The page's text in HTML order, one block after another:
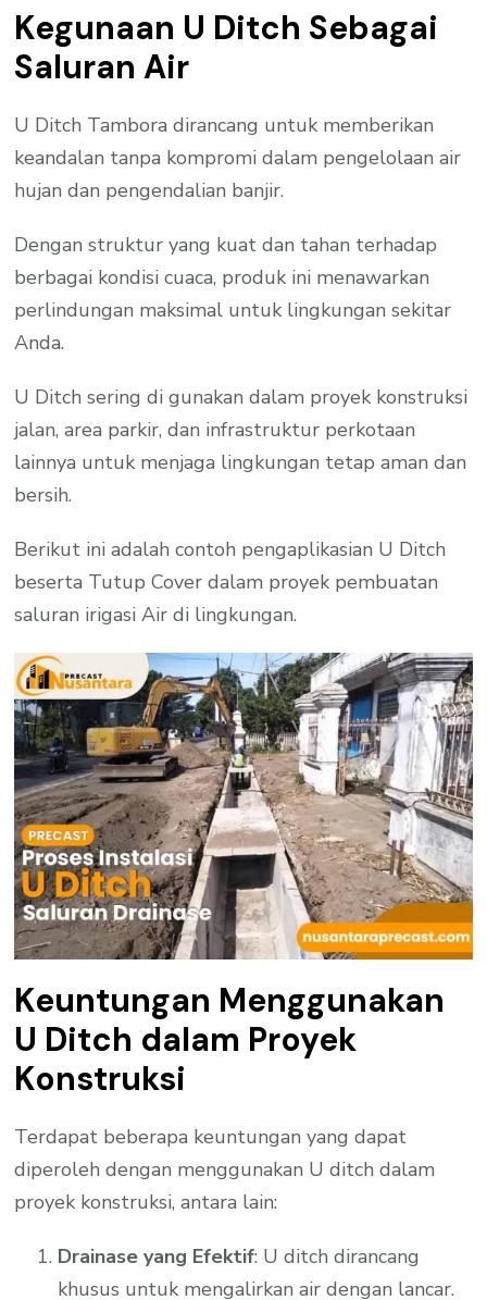
Kegunaan U Ditch Sebagai
Saluran Air
U Ditch Tambora dirancang untuk memberikan
keandalan tanpa kompromi dalam pengelolaan air
hujan dan pengendalian banjir.
Dengan struktur yang kuat dan tahan terhadap
berbagai kondisi cuaca, produk ini menawarkan
perlindungan maksimal untuk lingkungan sekitar
Anda.
U Ditch sering di gunakan dalam proyek konstruksi
jalan, area parkir, dan infrastruktur perkotaan
lainnya untuk menjaga lingkungan tetap aman dan
bersih.
Berikut ini adalah contoh pengaplikasian U Ditch
beserta Tutup Cover dalam proyek pembuatan
saluran irigasi Air di lingkungan.
Keuntungan Menggunakan
U Ditch dalam Proyek
Konstruksi
Terdapat beberapa keuntungan yang dapat
diperoleh dengan menggunakan U ditch dalam
proyek konstruksi, antara lain:
Drainase yang Efektif: U ditch dirancang
khusus untuk mengalirkan air dengan lancar.